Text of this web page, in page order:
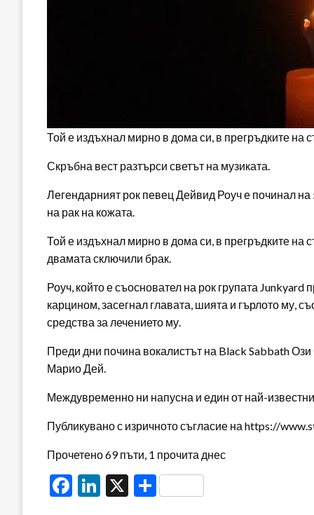
Той е издъхнал мирно в дома си, в прегръдките на
Скръбна вест разтърси светът на музиката.
Легендарният рок певец Дейвид Роуч е починал
на рак на кожата.
Той е издъхнал мирно в дома си, в прегръдките
двамата сключили брак.
Роуч, който е съосновател на рок групата Junkyard
карцином, засегнал главата, шията и гърлото му,
средства за лечението му.
Преди дни почина вокалистът на Black Sabbath
Марио Дей.
Междувременно ни напусна и един от най-
Публикувано с изричното съгласие на https://
Прочетено 69 пъти, 1 прочита днес
Facebook
LinkedIn
X Share